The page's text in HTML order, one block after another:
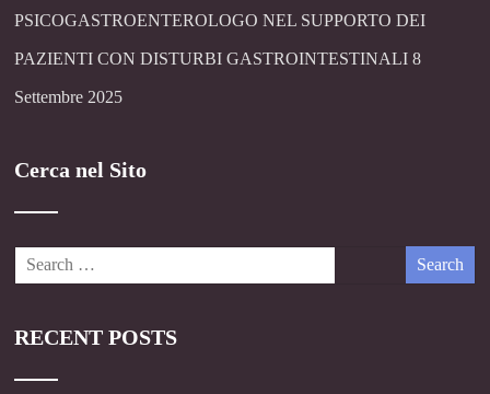
PSICOGASTROENTEROLOGO NEL SUPPORTO DEI
PAZIENTI CON DISTURBI GASTROINTESTINALI 8
Settembre 2025
Cerca nel Sito
RECENT POSTS